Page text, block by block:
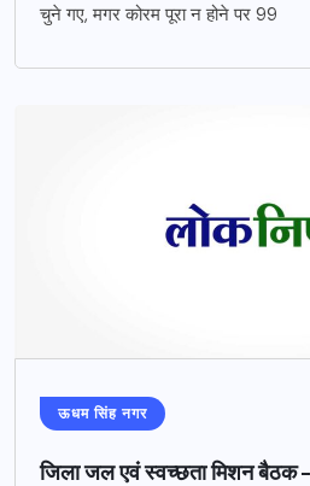
चुने गए, मगर कोरम पूरा न होने पर 99
ऊधम सिंह नगर
जिला जल एवं स्वच्छता मिशन